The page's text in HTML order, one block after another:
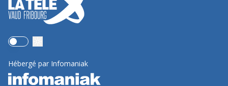
Use setting
Hébergé par Infomaniak